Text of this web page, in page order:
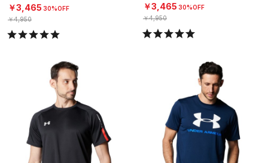
グ/MEN）
￥3,465 30%OFF
￥4,950
￥3,465 30%OFF
￥4,950